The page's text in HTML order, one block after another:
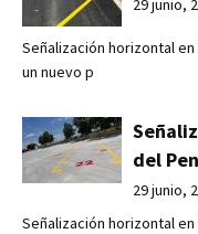
29 junio,
Señalización horizontal en
un nuevo p
del
29 junio,
Señalización horizontal en